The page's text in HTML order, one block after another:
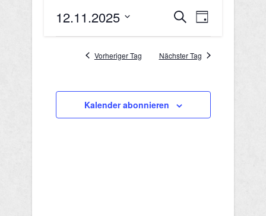
November
2025
V
e
r
a
n
SucheV
e
r
n
s
Tag
12.11.2025
Vorheriger Tag Nächster Tag
Kalender abonnieren